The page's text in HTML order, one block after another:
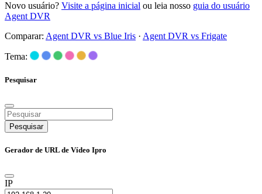
Novo usuário? Visite a página inicial ou leia nosso guia do usuário
Agent DVR
Comparar: Agent DVR vs Blue Iris · Agent DVR vs Frigate
Tema:
Pesquisar
Pesquisar
Gerador de URL de Vídeo Ipro
IP